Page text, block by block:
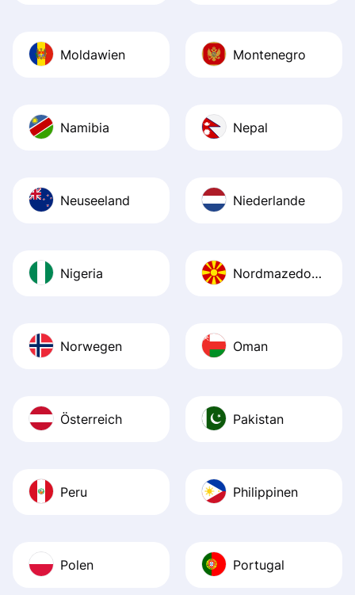
Moldawien Montenegro
Namibia Nepal
Neuseeland Niederlande
Nigeria Nordmazedonien
Norwegen Oman
Österreich Pakistan
Peru Philippinen
Polen Portugal